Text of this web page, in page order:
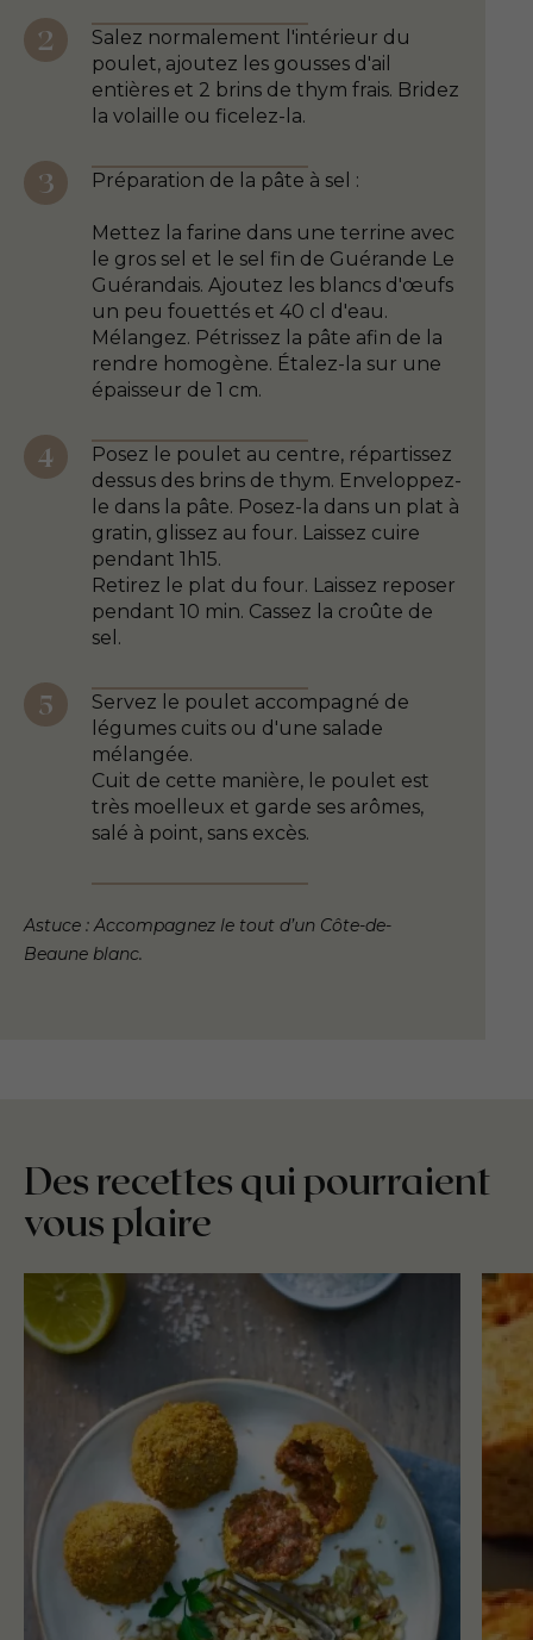
Salez normalement l'intérieur du
poulet, ajoutez les gousses d'ail
entières et 2 brins de thym frais. Bridez
la volaille ou ficelez-la.
Préparation de la pâte à sel :
Mettez la farine dans une terrine avec
le gros sel et le sel fin de Guérande Le
Guérandais. Ajoutez les blancs d'œufs
un peu fouettés et 40 cl d'eau.
Mélangez. Pétrissez la pâte afin de la
rendre homogène. Étalez-la sur une
épaisseur de 1 cm.
Posez le poulet au centre, répartissez
dessus des brins de thym. Enveloppez-
le dans la pâte. Posez-la dans un plat à
gratin, glissez au four. Laissez cuire
pendant 1h15.
Retirez le plat du four. Laissez reposer
pendant 10 min. Cassez la croûte de
sel.
Servez le poulet accompagné de
légumes cuits ou d'une salade
mélangée.
Cuit de cette manière, le poulet est
très moelleux et garde ses arômes,
salé à point, sans excès.
Astuce : Accompagnez le tout d’un Côte-de-
Beaune blanc.
Des recettes qui pourraient
vous plaire